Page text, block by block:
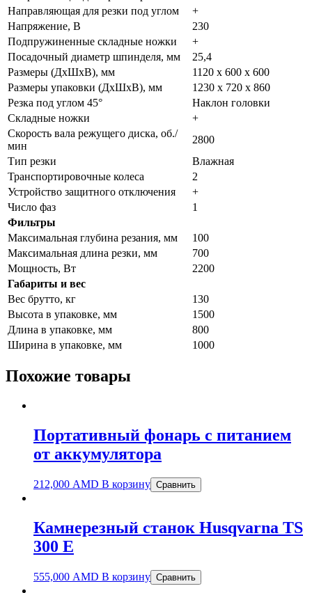
Направляющая для резки под углом
+
Напряжение, В
230
Подпружиненные складные ножки
+
Посадочный диаметр шпинделя, мм
25,4
Размеры (ДхШхВ), мм
1120 х 600 х 600
Размеры упаковки (ДхШхВ), мм
1230 х 720 х 860
Резка под углом 45°
Наклон головки
Складные ножки
+
Скорость вала режущего диска, об./
мин
2800
Тип резки
Влажная
Транспортировочные колеса
2
Устройство защитного отключения
+
Число фаз
1
Фильтры
Максимальная глубина резания, мм
100
Максимальная длина резки, мм
700
Мощность, Вт
2200
Габариты и вес
Вес брутто, кг
130
Высота в упаковке, мм
1500
Длина в упаковке, мм
800
Ширина в упаковке, мм
1000
Похожие товары
Портативный фонарь с питанием
от аккумулятора
212,000 AMD В корзину Сравнить
Камнерезный станок Husqvarna TS
300 E
555,000 AMD В корзину Сравнить